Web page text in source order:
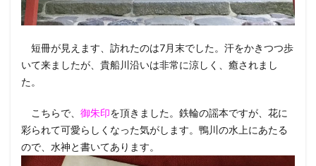
短冊が見えます、訪れたのは7月末でした。汗をかきつつ歩
いて来ましたが、貴船川沿いは非常に涼しく、癒されまし
た。
こちらで、 御朱印を頂きました。鉄輪の謡本ですが、花に
彩られて可愛らしくなった気がします。鴨川の水上にあたる
ので、水神と書いてあります。